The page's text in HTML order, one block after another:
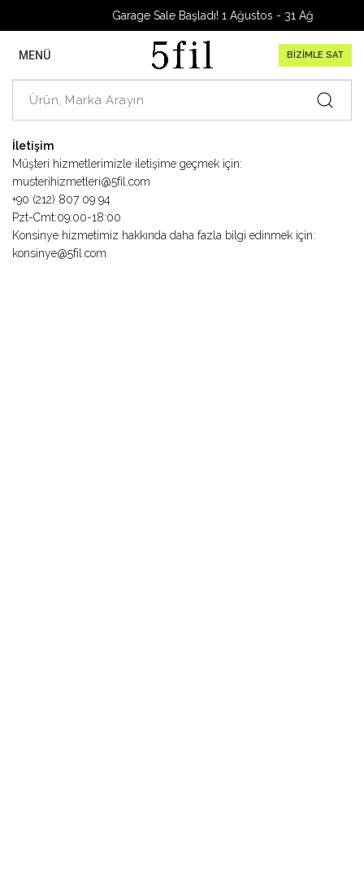
Garage Sale Başladı! 1 Ağustos - 31 Ağustos
MENÜ BİZİMLE SAT
İletişim
Müşteri hizmetlerimizle iletişime geçmek için:
musterihizmetleri@5fil.com
+90 (212) 807 09 94
Pzt-Cmt:09:00-18:00
Konsinye hizmetimiz hakkında daha fazla bilgi edinmek için:
konsinye@5fil.com